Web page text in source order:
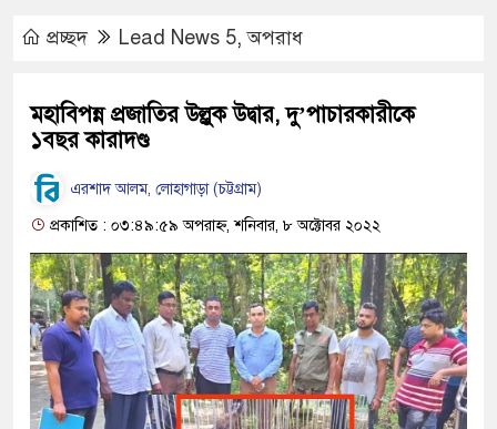
প্রচ্ছদ Lead News 5,অপরাধ
মহাবিপন্ন প্রজাতির উল্লুক উদ্বার, দু’পাচারকারীকে
১বছর কারাদণ্ড
এরশাদ আলম, লোহাগাড়া (চট্টগ্রাম)
প্রকাশিত : ০৩:৪৯:৫৯ অপরাহ্ন, শনিবার, ৮ অক্টোবর ২০২২